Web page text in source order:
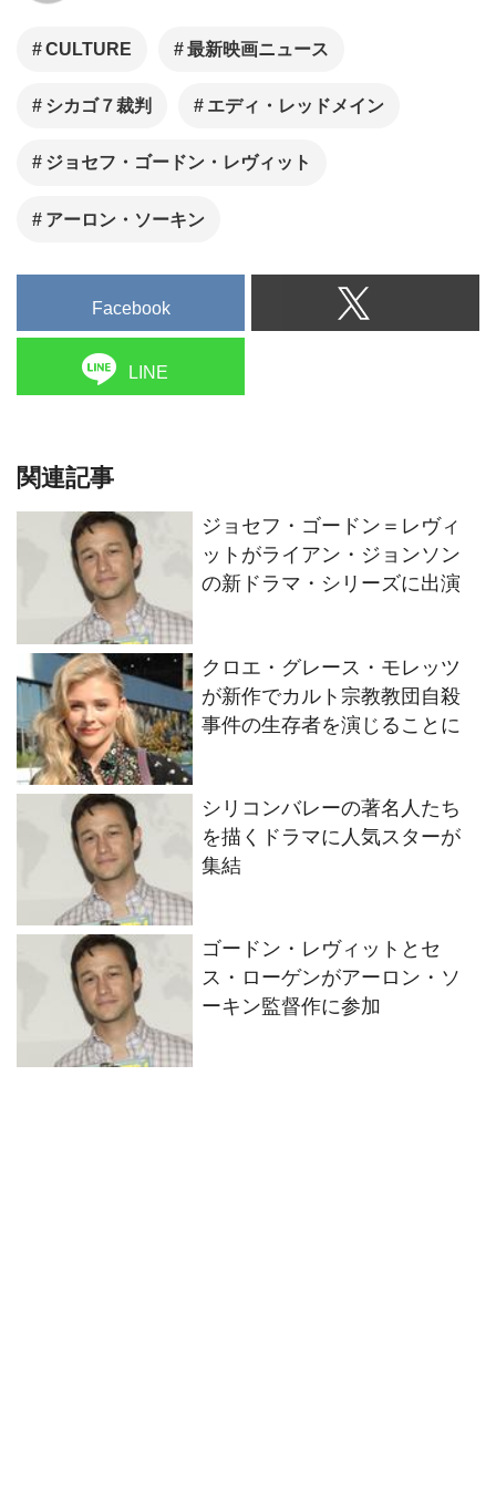
CULTURE 最新映画ニュース
シカゴ７裁判 エディ・レッドメイン
ジョセフ・ゴードン・レヴィット
アーロン・ソーキン
Facebook
LINE
関連記事
ジョセフ・ゴードン＝レヴィ
ットがライアン・ジョンソン
の新ドラマ・シリーズに出演
クロエ・グレース・モレッツ
が新作でカルト宗教教団自殺
事件の生存者を演じることに
シリコンバレーの著名人たち
を描くドラマに人気スターが
集結
ゴードン・レヴィットとセ
ス・ローゲンがアーロン・ソ
ーキン監督作に参加